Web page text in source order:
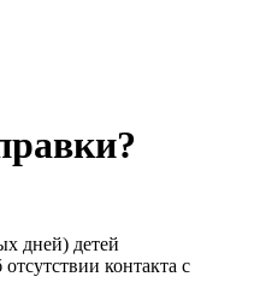
дней) детей
контакта с